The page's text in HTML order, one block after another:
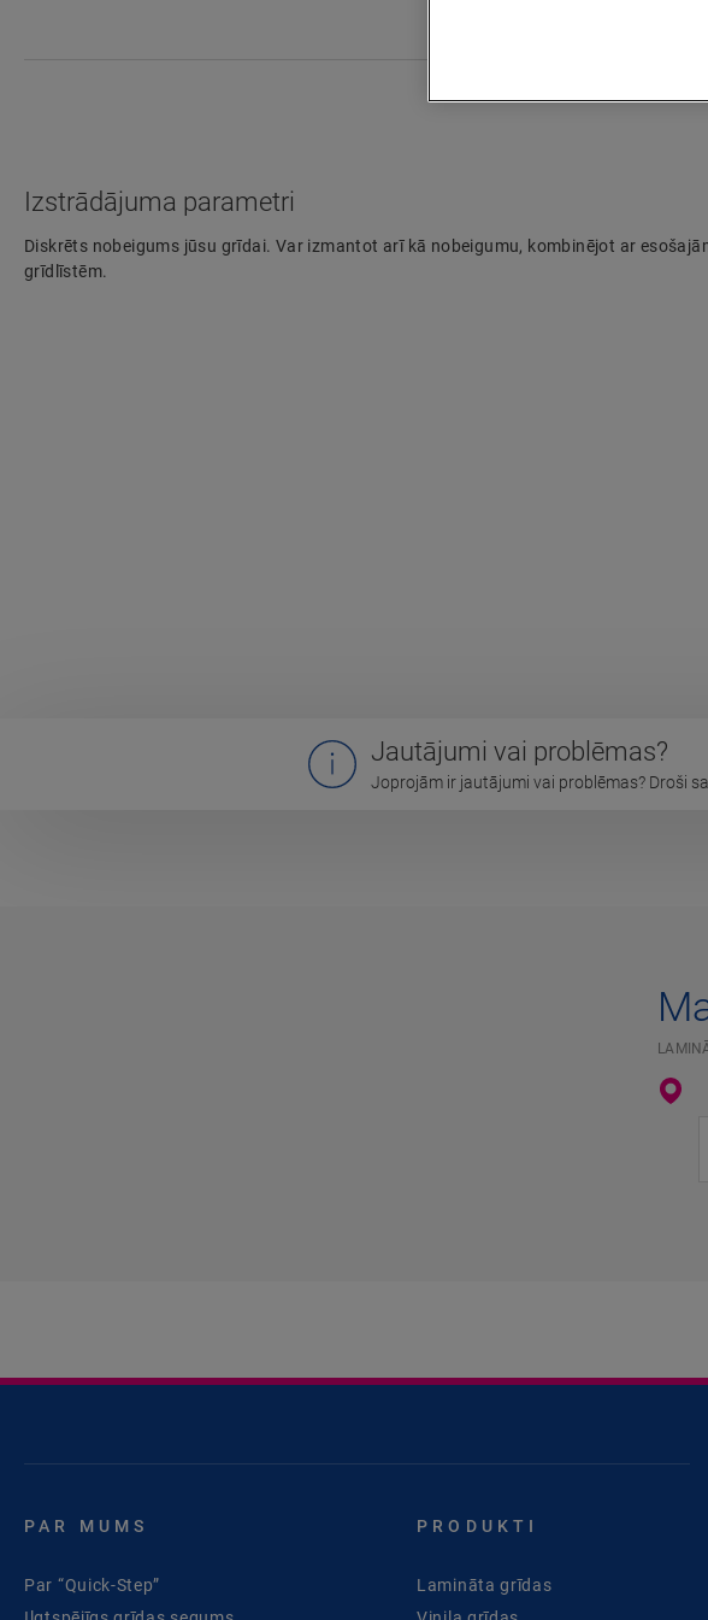
Izstrādājuma parametri
Diskrēts nobeigums jūsu grīdai. Var izmantot arī kā nobeigumu, kombinējot ar
grīdlīstēm.
Jautājumi vai problēmas?
Joprojām ir jautājumi vai problēmas? Droši
PAR MUMS
Par “Quick-Step”
PRODUKTI
Lamināta grīdas